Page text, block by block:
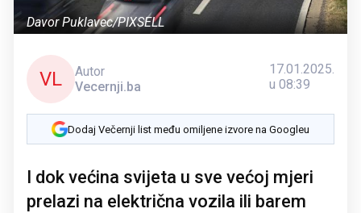
Davor Puklavec/PIXSELL
VL
Autor
Vecernji.ba
17.01.2025.
u 08:39
Dodaj Večernji list među omiljene izvore na Googleu
I dok većina svijeta u sve većoj mjeri
prelazi na električna vozila ili barem